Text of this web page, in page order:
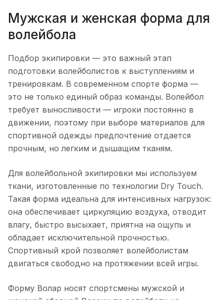
Мужская и женская форма для
волейбола
Подбор экипировки — это важный этап
подготовки волейболистов к выступлениям и
тренировкам. В современном спорте форма —
это не только единый образ команды. Волейбол
требует выносливости — игроки постоянно в
движении, поэтому при выборе материалов для
спортивной одежды предпочтение отдается
прочным, но легким и дышащим тканям.
Для волейбольной экипировки мы используем
ткани, изготовленные по технологии Dry Touch.
Такая форма идеальна для интенсивных нагрузок:
она обеспечивает циркуляцию воздуха, отводит
влагу, быстро высыхает, приятна на ощупь и
обладает исключительной прочностью.
Спортивный крой позволяет волейболистам
двигаться свободно на протяжении всей игры.
Форму Волар носят спортсмены мужской и